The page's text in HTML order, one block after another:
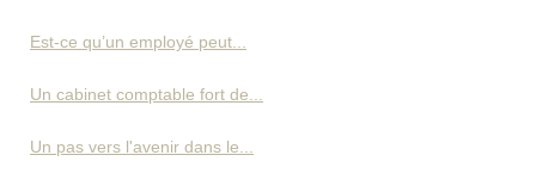
Est-ce qu’un employé peut...
Un cabinet comptable fort de...
Un pas vers l'avenir dans le...